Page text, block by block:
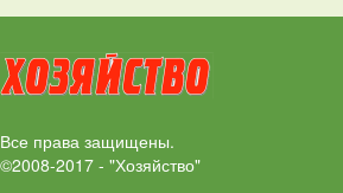
Все права защищены.
©2008-2017 - "Хозяйство"